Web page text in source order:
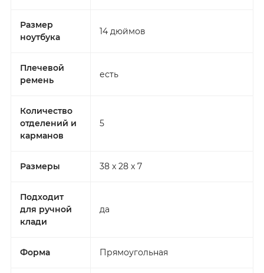
Размер
ноутбука
14 дюймов
Плечевой
ремень
есть
Количество
отделений и
карманов
5
Размеры 38 x 28 x 7
Подходит
для ручной
клади
да
Форма Прямоугольная